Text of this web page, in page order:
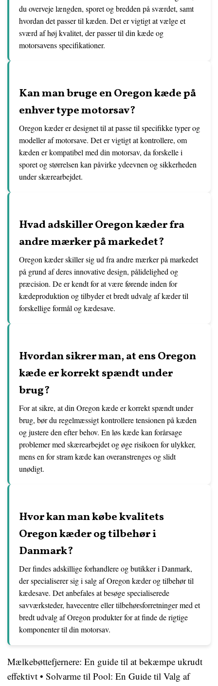
du overveje længden, sporet og bredden på sværdet, samt
hvordan det passer til kæden. Det er vigtigt at vælge et
sværd af høj kvalitet, der passer til din kæde og
motorsavens specifikationer.
Kan man bruge en Oregon kæde på
enhver type motorsav?
Oregon kæder er designet til at passe til specifikke typer og
modeller af motorsave. Det er vigtigt at kontrollere, om
kæden er kompatibel med din motorsav, da forskelle i
sporet og størrelsen kan påvirke ydeevnen og sikkerheden
under skærearbejdet.
Hvad adskiller Oregon kæder fra
andre mærker på markedet?
Oregon kæder skiller sig ud fra andre mærker på markedet
på grund af deres innovative design, pålidelighed og
præcision. De er kendt for at være førende inden for
kædeproduktion og tilbyder et bredt udvalg af kæder til
forskellige formål og kædesave.
Hvordan sikrer man, at ens Oregon
kæde er korrekt spændt under
brug?
For at sikre, at din Oregon kæde er korrekt spændt under
brug, bør du regelmæssigt kontrollere tensionen på kæden
og justere den efter behov. En løs kæde kan forårsage
problemer med skærearbejdet og øge risikoen for ulykker,
mens en for stram kæde kan overanstrenges og slidt
unødigt.
Hvor kan man købe kvalitets
Oregon kæder og tilbehør i
Danmark?
Der findes adskillige forhandlere og butikker i Danmark,
der specialiserer sig i salg af Oregon kæder og tilbehør til
kædesave. Det anbefales at besøge specialiserede
savværksteder, havecentre eller tilbehørsforretninger med et
bredt udvalg af Oregon produkter for at finde de rigtige
komponenter til din motorsav.
Mælkebøttefjernere: En guide til at bekæmpe ukrudt
effektivt • Solvarme til Pool: En Guide til Valg af